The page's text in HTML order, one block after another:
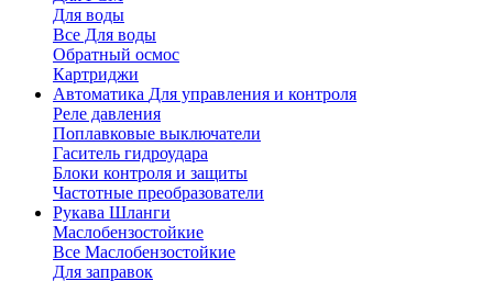
Для воды
Все Для воды
Обратный осмос
Картриджи
Автоматика Для управления и контроля
Реле давления
Поплавковые выключатели
Гаситель гидроудара
Блоки контроля и защиты
Частотные преобразователи
Рукава Шланги
Маслобензостойкие
Все Маслобензостойкие
Для заправок